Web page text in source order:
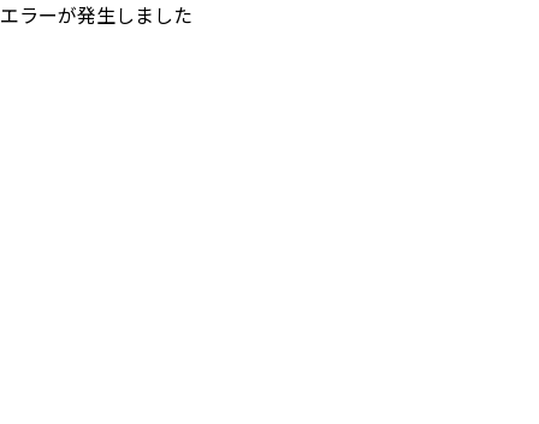
エラーが発生しました